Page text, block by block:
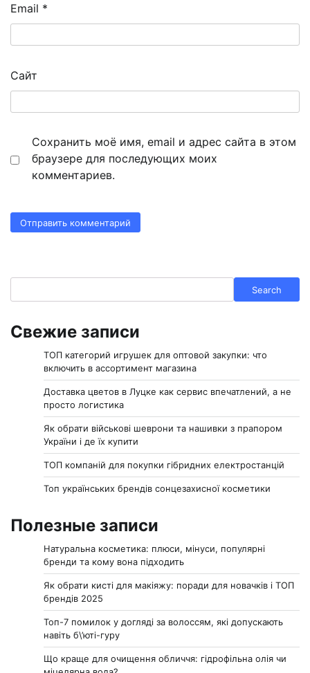
Email *
Сайт
Сохранить моё имя, email и адрес сайта в этом
браузере для последующих моих
комментариев.
Search
Свежие записи
ТОП категорий игрушек для оптовой закупки: что
включить в ассортимент магазина
Доставка цветов в Луцке как сервис впечатлений, а не
просто логистика
Як обрати військові шеврони та нашивки з прапором
України і де їх купити
ТОП компаній для покупки гібридних електростанцій
Топ українських брендів сонцезахисної косметики
Полезные записи
Натуральна косметика: плюси, мінуси, популярні
бренди та кому вона підходить
Як обрати кисті для макіяжу: поради для новачків і ТОП
брендів 2025
Топ-7 помилок у догляді за волоссям, які допускають
навіть б\’юті-гуру
Що краще для очищення обличчя: гідрофільна олія чи